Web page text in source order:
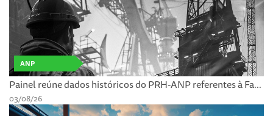
ANP
Painel reúne dados históricos do PRH-ANP referentes à Fa...
03/08/26